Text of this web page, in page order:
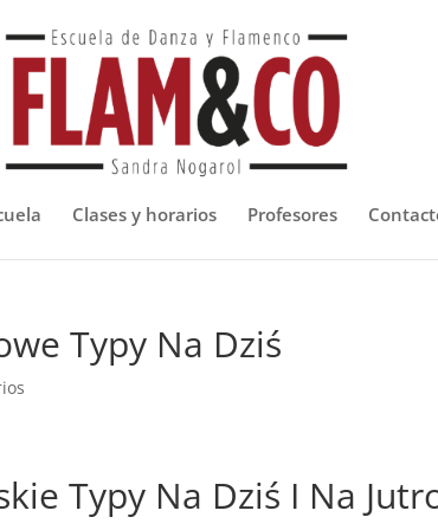
Clases y horarios Profesores
Typy Na Dziś
Typy Na Dziś I Na